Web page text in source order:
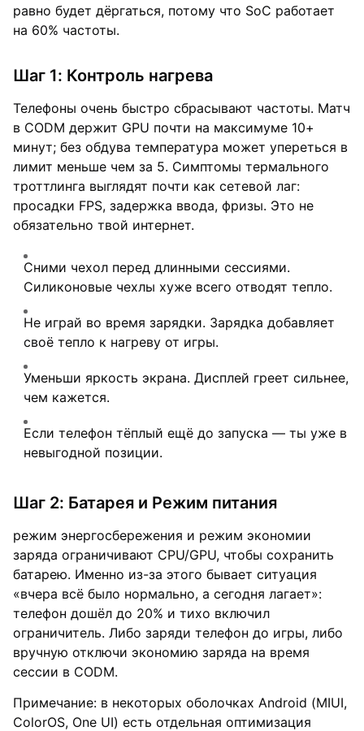
равно будет дёргаться, потому что SoC работает
на 60% частоты.
Шаг 1: Контроль нагрева
Телефоны очень быстро сбрасывают частоты. Матч
в CODM держит GPU почти на максимуме 10+
минут; без обдува температура может упереться в
лимит меньше чем за 5. Симптомы термального
троттлинга выглядят почти как сетевой лаг:
просадки FPS, задержка ввода, фризы. Это не
обязательно твой интернет.
Сними чехол перед длинными сессиями.
Силиконовые чехлы хуже всего отводят тепло.
Не играй во время зарядки. Зарядка добавляет
своё тепло к нагреву от игры.
Уменьши яркость экрана. Дисплей греет сильнее,
чем кажется.
Если телефон тёплый ещё до запуска — ты уже в
невыгодной позиции.
Шаг 2: Батарея и Режим питания
режим энергосбережения и режим экономии
заряда ограничивают CPU/GPU, чтобы сохранить
батарею. Именно из-за этого бывает ситуация
«вчера всё было нормально, а сегодня лагает»:
телефон дошёл до 20% и тихо включил
ограничитель. Либо заряди телефон до игры, либо
вручную отключи экономию заряда на время
сессии в CODM.
Примечание: в некоторых оболочках Android (MIUI,
ColorOS, One UI) есть отдельная оптимизация